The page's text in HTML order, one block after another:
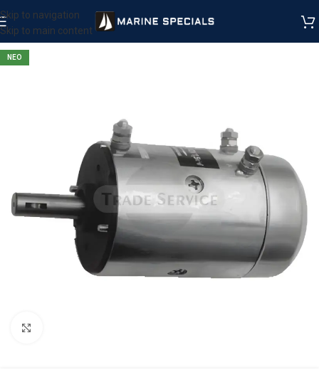
Skip to navigation
Skip to main content
ΝΕΟ